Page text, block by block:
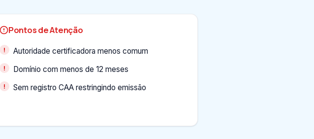
Pontos de Atenção
Autoridade certificadora menos comum
Domínio com menos de 12 meses
Sem registro CAA restringindo emissão